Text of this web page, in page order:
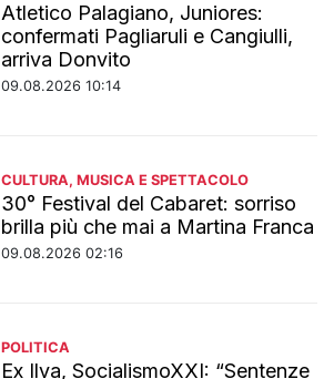
Atletico Palagiano, Juniores:
confermati Pagliaruli e Cangiulli,
arriva Donvito
09.08.2026 10:14
CULTURA, MUSICA E SPETTACOLO
30° Festival del Cabaret: sorriso
brilla più che mai a Martina Franca
09.08.2026 02:16
POLITICA
Ex Ilva, SocialismoXXI: “Sentenze